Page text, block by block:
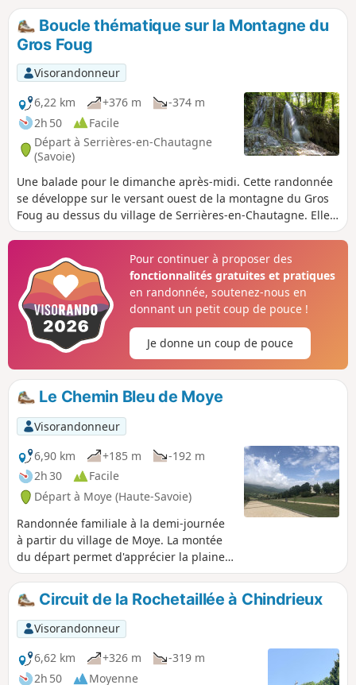
d'orientation. Découvrez également
l'habitat traditionnel de ces montagnes
au hameau de Montclergeon.
Boucle thématique sur la Montagne du
Gros Foug
Visorandonneur
6,22 km
+376 m
-374 m
2h 50
Facile
Départ à Serrières-en-Chautagne
(Savoie)
Une balade pour le dimanche après-midi. Cette randonnée
se développe sur le versant ouest de la montagne du Gros
Foug au dessus du village de Serrières-en-Chautagne. Elle
est agrémentée de différents thèmes : carrière de tuf,
à cela la présence du Rhône et du Mont Colombier.
Excellent balisage et nombreux panneaux directionnels.
Pour continuer à proposer des
fonctionnalités gratuites et pratiques
en randonnée, soutenez-nous en
donnant un petit coup de pouce !
Je donne un coup de pouce
Le Chemin Bleu de Moye
Visorandonneur
6,90 km
+185 m
-192 m
2h 30
Facile
Départ à Moye (Haute-Savoie)
Randonnée familiale à la demi-journée
à partir du village de Moye. La montée
du départ permet d'apprécier la plaine
de Rumilly et le piémont haut-savoyard.
La deuxième partie du circuit vous fera
découvrir les différents hameaux de
Moye ; sans oublier les petits plus du
circuit : la petite cascade et le pont sur
la Rivière du Parmand.
Circuit de la Rochetaillée à Chindrieux
Visorandonneur
6,62 km
+326 m
-319 m
2h 50
Moyenne